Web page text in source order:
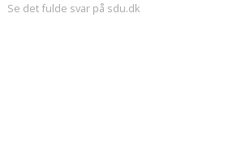
Se det fulde svar på sdu.dk